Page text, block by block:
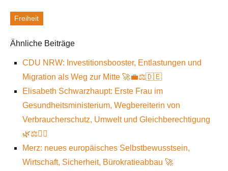
Schlagworte
Freiheit
Ähnliche Beiträge
CDU NRW: Investitionsbooster, Entlastungen und
Migration als Weg zur Mitte 🚀💼⚖️🇩🇪
Elisabeth Schwarzhaupt: Erste Frau im
Gesundheitsministerium, Wegbereiterin von
Verbraucherschutz, Umwelt und Gleichberechtigung
🌿⚖️👩‍⚕️
Merz: neues europäisches Selbstbewusstsein,
Wirtschaft, Sicherheit, Bürokratieabbau 🚀